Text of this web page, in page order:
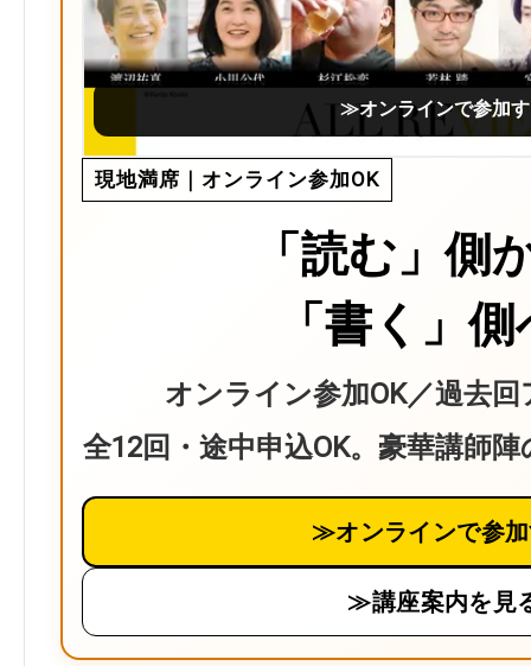
≫オンラインで参加
現地満席｜オンライン参加OK
「読む」側
「書く」
オンライン参加OK／過去
全12回・途中申込OK。豪華講師
≫オンラインで参
≫講座案内を見